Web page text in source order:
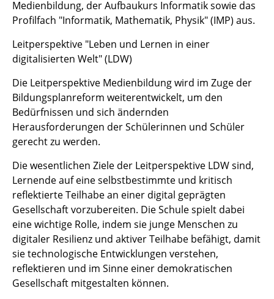
Medienbildung, der Aufbaukurs Informatik sowie das
Profilfach "Informatik, Mathematik, Physik" (IMP) aus.
Leitperspektive "Leben und Lernen in einer
digitalisierten Welt" (LDW)
Die Leitperspektive Medienbildung wird im Zuge der
Bildungsplanreform weiterentwickelt, um den
Bedürfnissen und sich ändernden
Herausforderungen der Schülerinnen und Schüler
gerecht zu werden.
Die wesentlichen Ziele der Leitperspektive LDW sind,
Lernende auf eine selbstbestimmte und kritisch
reflektierte Teilhabe an einer digital geprägten
Gesellschaft vorzubereiten. Die Schule spielt dabei
eine wichtige Rolle, indem sie junge Menschen zu
digitaler Resilienz und aktiver Teilhabe befähigt, damit
sie technologische Entwicklungen verstehen,
reflektieren und im Sinne einer demokratischen
Gesellschaft mitgestalten können.